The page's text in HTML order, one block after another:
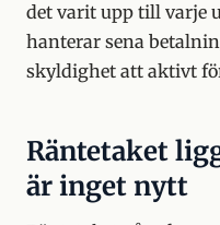
det varit upp till varje
hanterar sena
skyldighet att aktivt
Räntetaket
är inget nytt